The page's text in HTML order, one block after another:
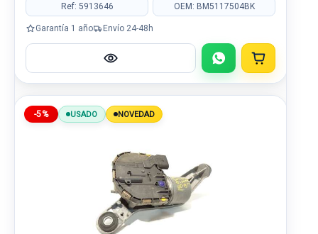
Ref: 5913646 OEM: BM5117504BK
Garantía 1 año Envío 24-48h
-5% USADO NOVEDAD